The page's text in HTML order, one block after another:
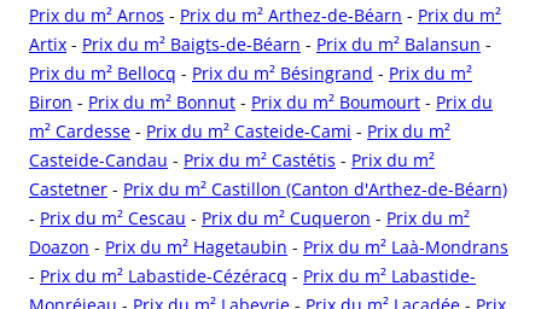
Prix du m² Arnos - Prix du m² Arthez-de-Béarn - Prix du m²
Artix - Prix du m² Baigts-de-Béarn - Prix du m² Balansun -
Prix du m² Bellocq - Prix du m² Bésingrand - Prix du m²
Biron - Prix du m² Bonnut - Prix du m² Boumourt - Prix du
m² Cardesse - Prix du m² Casteide-Cami - Prix du m²
Casteide-Candau - Prix du m² Castétis - Prix du m²
Castetner - Prix du m² Castillon (Canton d'Arthez-de-Béarn)
- Prix du m² Cescau - Prix du m² Cuqueron - Prix du m²
Doazon - Prix du m² Hagetaubin - Prix du m² Laà-Mondrans
- Prix du m² Labastide-Cézéracq - Prix du m² Labastide-